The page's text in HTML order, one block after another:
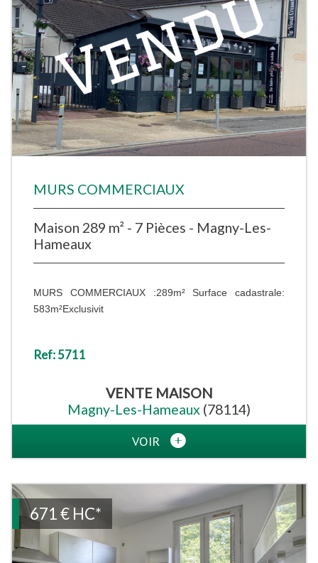
MURS COMMERCIAUX
Maison 289 m² - 7 Pièces - Magny-Les-
Hameaux
MURS COMMERCIAUX :289m² Surface cadastrale:
583m²Exclusivit
Ref: 5711
VENTE MAISON
Magny-Les-Hameaux (78114)
VOIR
671 € HC*